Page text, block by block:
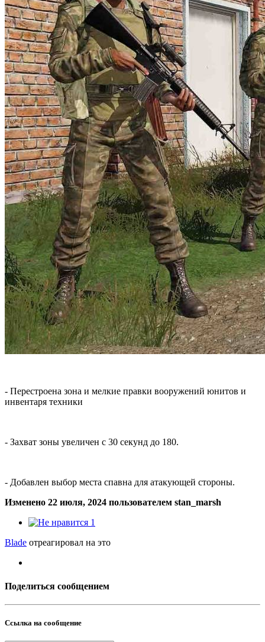
- Перестроена зона и мелкие правки вооружений юнитов и
инвентаря техники
- Захват зоны увеличен с 30 секунд до 180.
- Добавлен выбор места спавна для атакующей стороны.
Изменено 22 июля, 2024 пользователем stan_marsh
1
Blade отреагировал на это
Поделиться сообщением
Ссылка на сообщение